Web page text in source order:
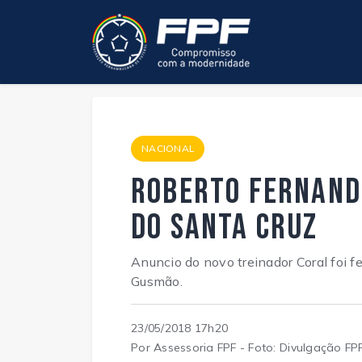
NACIONAL
Roberto
do Santa Cruz
Anuncio do novo treinador Coral foi
Gusmão.
23/05/2018 17h20
Por Assessoria FPF - Foto: Divulgação